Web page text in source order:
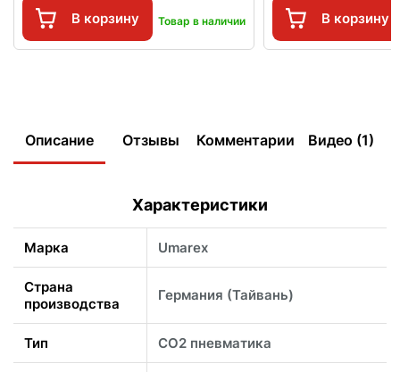
В корзину Товар в наличии В корзину
Описание Отзывы Комментарии Видео (1)
Характеристики
Марка Umarex
Страна
производства
Германия (Тайвань)
Тип CO2 пневматика